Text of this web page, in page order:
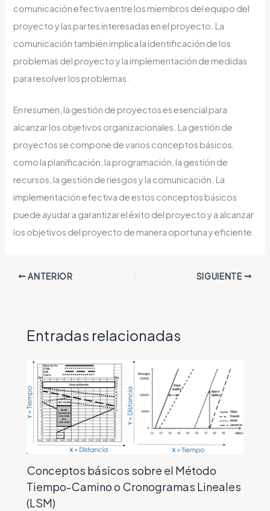
comunicación efectiva entre los miembros del equipo del
proyecto y las partes interesadas en el proyecto. La
comunicación también implica la identificación de los
problemas del proyecto y la implementación de medidas
para resolver los problemas.
En resumen, la gestión de proyectos es esencial para
alcanzar los objetivos organizacionales. La gestión de
proyectos se compone de varios conceptos básicos,
como la planificación, la programación, la gestión de
recursos, la gestión de riesgos y la comunicación. La
implementación efectiva de estos conceptos básicos
puede ayudar a garantizar el éxito del proyecto y a alcanzar
los objetivos del proyecto de manera oportuna y eficiente.
ANTERIOR SIGUIENTE
Entradas relacionadas
Conceptos básicos sobre el Método
Tiempo-Camino o Cronogramas Lineales
(LSM)